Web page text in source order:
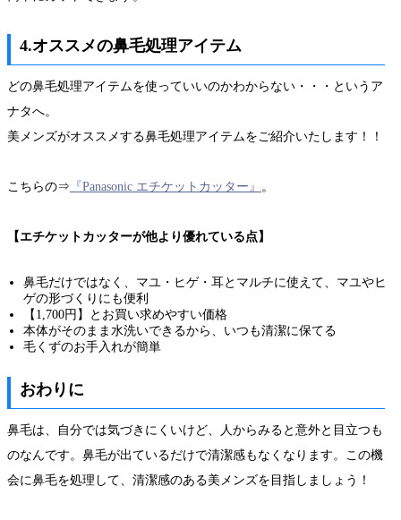
4.オススメの鼻毛処理アイテム
どの鼻毛処理アイテムを使っていいのかわからない・・・というア
ナタへ。
美メンズがオススメする鼻毛処理アイテムをご紹介いたします！！
こちらの⇒ 『Panasonic エチケットカッター』 。
【エチケットカッターが他より優れている点】
鼻毛だけではなく、マユ・ヒゲ・耳とマルチに使えて、マユやヒ
ゲの形づくりにも便利
【1,700円】とお買い求めやすい価格
本体がそのまま水洗いできるから、いつも清潔に保てる
毛くずのお手入れが簡単
おわりに
鼻毛は、自分では気づきにくいけど、人からみると意外と目立つも
のなんです。鼻毛が出ているだけで清潔感もなくなります。この機
会に鼻毛を処理して、清潔感のある美メンズを目指しましょう！